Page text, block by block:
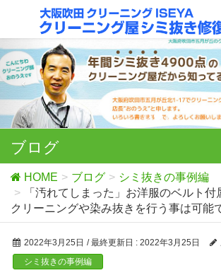
ブログ
HOME ブログ
シミ抜きの事例編
「汚れてしまった」お洋服のベルト
クリーニングや染み抜きを行う事は可能
2022年3月25日 / 最終更新日 : 2022年3月25日
シミ抜きの事例編